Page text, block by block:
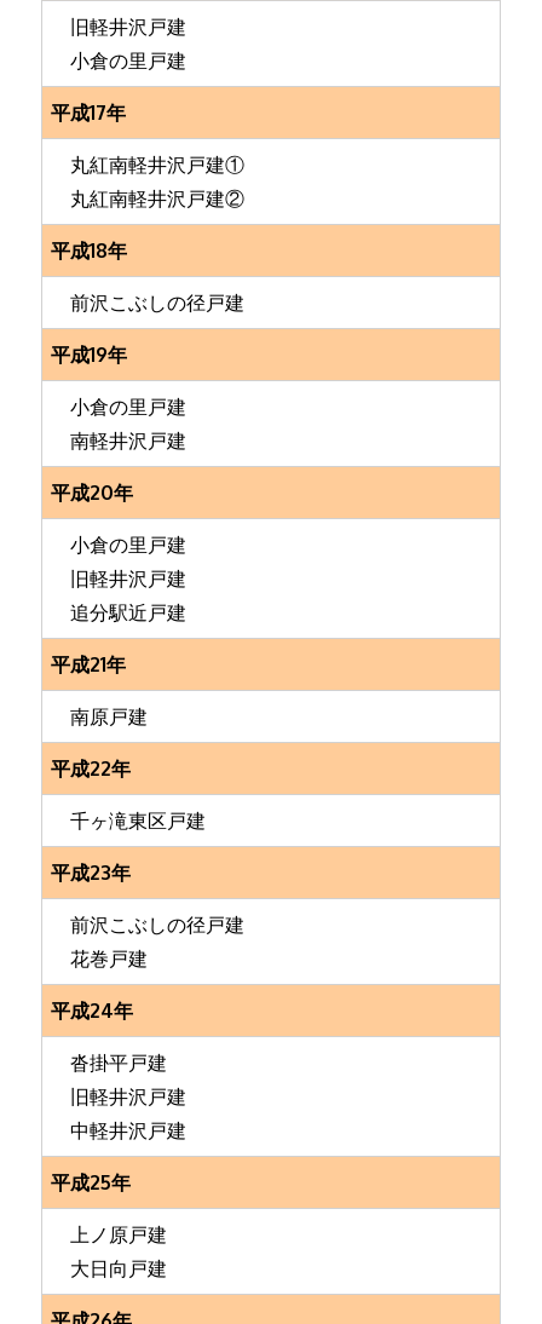
旧軽井沢戸建
小倉の里戸建
平成17年
丸紅南軽井沢戸建①
丸紅南軽井沢戸建②
平成18年
前沢こぶしの径戸建
平成19年
小倉の里戸建
南軽井沢戸建
平成20年
小倉の里戸建
旧軽井沢戸建
追分駅近戸建
平成21年
南原戸建
平成22年
千ヶ滝東区戸建
平成23年
前沢こぶしの径戸建
花巻戸建
平成24年
沓掛平戸建
旧軽井沢戸建
中軽井沢戸建
平成25年
上ノ原戸建
大日向戸建